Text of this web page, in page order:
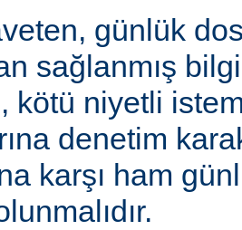
günlük
sağlanmış
kötü niyetli
denetim
karşı ham